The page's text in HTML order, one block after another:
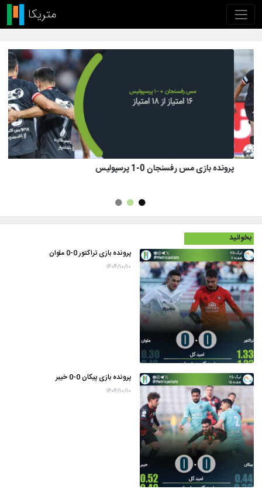
پرونده بازی تراکتور 1 (8)-(7) 1 پرسپولیس
بخوانید
پرونده بازی تراکتور 0-0 ملوان
۱۴۰۴/۱۰/۱۰
پرونده بازی پیکان 0-0 خیبر
۱۴۰۴/۱۰/۱۰